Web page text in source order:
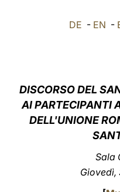
DE - EN -
DISCORSO DEL
AI PARTECIPANTI
DELL'UNIONE
Sala
Giovedì,